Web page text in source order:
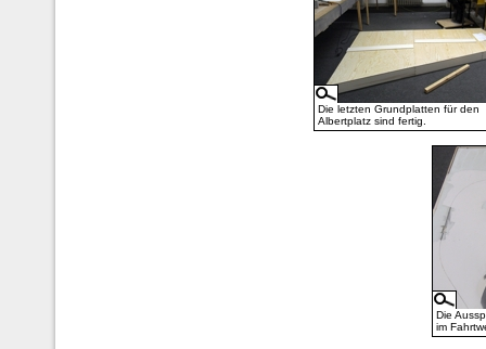
Die letzten Grundplatten für den
Albertplatz sind fertig.
Die
im